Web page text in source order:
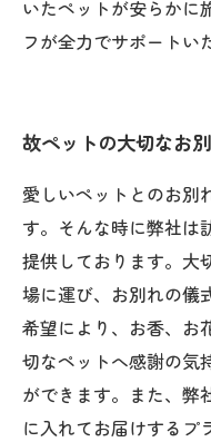
いたペットが安らかに
フが全力でサポートい
故ペットの大切なお
愛しいペットとのお別
す。そんな時に弊社は
提供しております。大
場に運び、お別れの儀
希望により、お香、お
切なペットへ感謝の気
ができます。また、弊
に入れてお届けするプ